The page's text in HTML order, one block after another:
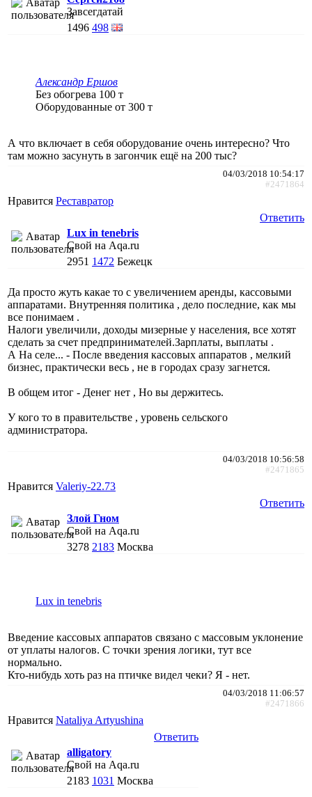
Завсегдатай
1496 498
Александр Ершов
Без обогрева 100 т
Оборудованные от 300 т
А что включает в себя оборудование очень интересно? Что
там можно засунуть в загончик ещё на 200 тыс?
04/03/2018 10:54:17
#2471864
Нравится Реставратор
Ответить
Lux in tenebris
Свой на Aqa.ru
2951 1472 Бежецк
Да просто жуть какае то с увеличением аренды, кассовыми
аппаратами. Внутренняя политика , дело последние, как мы
все понимаем .
Налоги увеличили, доходы мизерные у населения, все хотят
сделать за счет предпринимателей.Зарплаты, выплаты .
А На селе... - После введения кассовых аппаратов , мелкий
бизнес, практически весь , не в городах сразу загнется.
В общем итог - Денег нет , Но вы держитесь.
У кого то в правительстве , уровень сельского
администратора.
04/03/2018 10:56:58
#2471865
Нравится Valeriy-22.73
Ответить
Злой Гном
Свой на Aqa.ru
3278 2183 Москва
Lux in tenebris
Введение кассовых аппаратов связано с массовым уклонение
от уплаты налогов. С точки зрения логики, тут все
нормально.
Кто-нибудь хоть раз на птичке видел чеки? Я - нет.
04/03/2018 11:06:57
#2471866
Нравится Nataliya Artyushina
Ответить
alligatory
Свой на Aqa.ru
2183 1031 Москва